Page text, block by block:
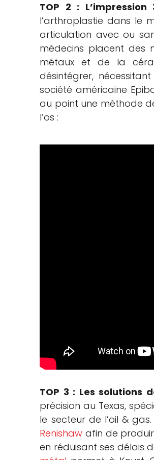
TOP 2 :
l’arthroplastie dans le
articulation avec ou
médecins placent des
métaux et de la
désintégrer,
société américaine
au point une méthode
l’os :
TOP 3 : Les solutions
précision au Texas,
le secteur de l’oil &
Renishaw afin de
en réduisant ses délais